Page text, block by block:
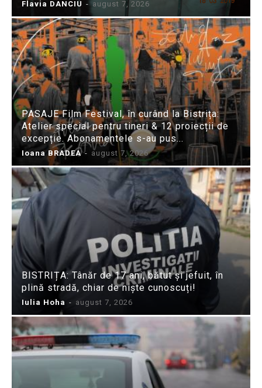
Flavia DANCIU - august 7, 2026
PASAJE Film Festival, în curând la Bistrița:
Atelier special pentru tineri & 12 proiecții de
excepție. Abonamentele s-au pus...
Ioana BRADEA - august 7, 2026
BISTRIȚA: Tânăr de 17 ani, bătut și jefuit, în
plină stradă, chiar de niște cunoscuți!
Iulia Hoha - august 7, 2026